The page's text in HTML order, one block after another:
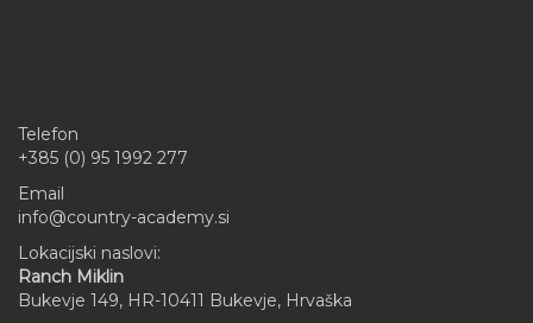
Telefon
+385 (0) 95 1992 277
Email
info@country-academy.si
Lokacijski naslovi:
Ranch Miklin
Bukevje 149, HR-10411 Bukevje, Hrvaška